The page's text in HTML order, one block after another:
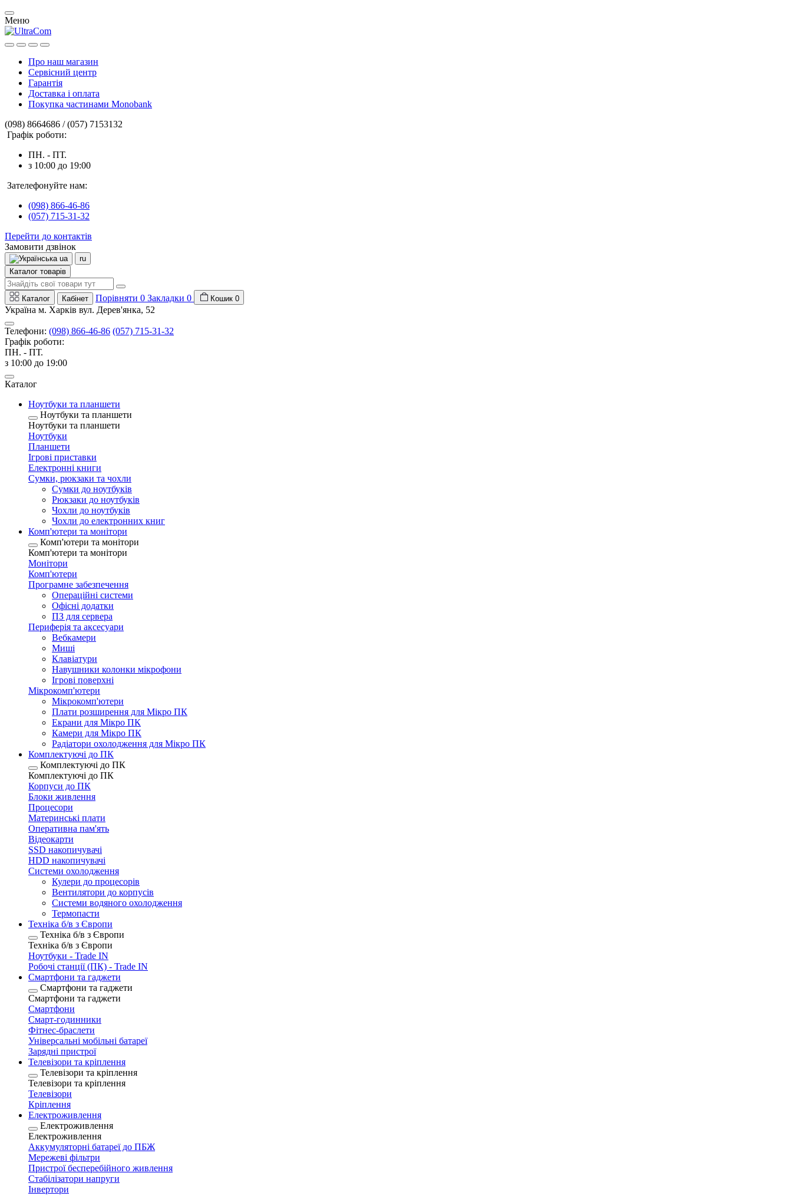
Меню
Про наш магазин
Сервісний центр
Гарантія
Доставка і оплата
Покупка частинами Monobank
(098) 8664686 / (057) 7153132
Графік роботи:
ПН. - ПТ.
з 10:00 до 19:00
Зателефонуйте нам:
(098) 866-46-86
(057) 715-31-32
Перейти до контактів
Замовити дзвінок
ua
ru
Каталог товарів
Каталог Кабінет Порівняти 0 Закладки 0 Кошик 0
Україна м. Харків вул. Дерев'янка, 52
Телефони: (098) 866-46-86 (057) 715-31-32
Графік роботи:
ПН. - ПТ.
з 10:00 до 19:00
Каталог
Ноутбуки та планшети
Ноутбуки та планшети
Ноутбуки та планшети
Ноутбуки
Планшети
Ігрові приставки
Електронні книги
Сумки, рюкзаки та чохли
Сумки до ноутбуків
Рюкзаки до ноутбуків
Чохли до ноутбуків
Чохли до електронних книг
Комп'ютери та монітори
Комп'ютери та монітори
Комп'ютери та монітори
Монітори
Комп'ютери
Програмне забезпечення
Операційні системи
Офісні додатки
ПЗ для сервера
Периферія та аксесуари
Вебкамери
Миші
Клавіатури
Навушники колонки мікрофони
Ігрові поверхні
Мікрокомп'ютери
Мікрокомп'ютери
Плати розширення для Мікро ПК
Екрани для Мікро ПК
Камери для Мікро ПК
Радіатори охолодження для Мікро ПК
Комплектуючі до ПК
Комплектуючі до ПК
Комплектуючі до ПК
Корпуси до ПК
Блоки живлення
Процесори
Материнські плати
Оперативна пам'ять
Відеокарти
SSD накопичувачі
HDD накопичувачі
Системи охолодження
Кулери до процесорів
Вентилятори до корпусів
Системи водяного охолодження
Термопасти
Техніка б/в з Європи
Техніка б/в з Європи
Техніка б/в з Європи
Ноутбуки - Trade IN
Робочі станції (ПК) - Trade IN
Смартфони та гаджети
Смартфони та гаджети
Смартфони та гаджети
Смартфони
Смарт-годинники
Фітнес-браслети
Універсальні мобільні батареї
Зарядні пристрої
Телевізори та кріплення
Телевізори та кріплення
Телевізори та кріплення
Телевізори
Кріплення
Електроживлення
Електроживлення
Електроживлення
Аккумуляторні батареї до ПБЖ
Мережеві фільтри
Пристрої бесперебійного живлення
Стабілізатори напруги
Інвертори